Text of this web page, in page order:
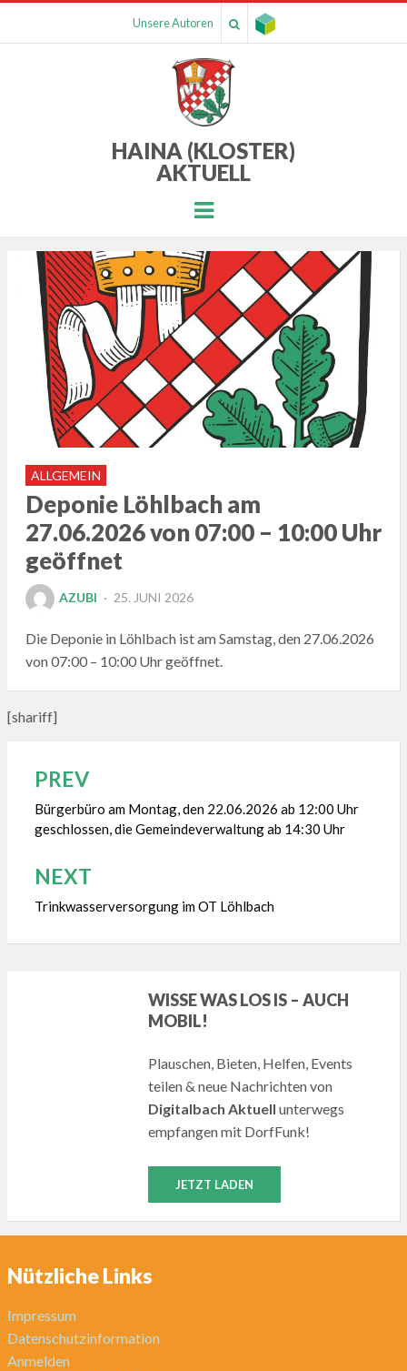
Unsere Autoren
HAINA (KLOSTER)
AKTUELL
Menu
ALLGEMEIN
Deponie Löhlbach am
27.06.2026 von 07:00 – 10:00 Uhr
geöffnet
AZUBI
POSTED
25. JUNI 2026
Die Deponie in Löhlbach ist am Samstag, den 27.06.2026
von 07:00 – 10:00 Uhr geöffnet.
[shariff]
Beitragsnavigation
PREV
Bürgerbüro am Montag, den 22.06.2026 ab 12:00 Uhr
geschlossen, die Gemeindeverwaltung ab 14:30 Uhr
NEXT
Trinkwasserversorgung im OT Löhlbach
WISSE WAS LOS IS – AUCH
MOBIL!
Plauschen, Bieten, Helfen, Events
teilen & neue Nachrichten von
Digitalbach Aktuell unterwegs
empfangen mit DorfFunk!
JETZT LADEN
Nützliche Links
Impressum
Datenschutzinformation
Anmelden